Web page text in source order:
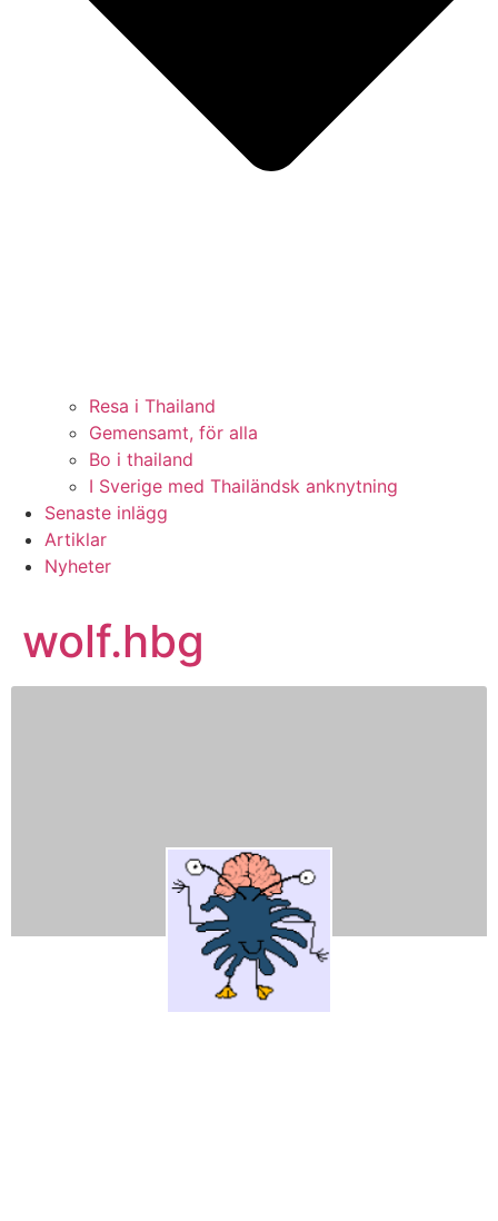
Resa i Thailand
Gemensamt, för alla
Bo i thailand
I Sverige med Thailändsk anknytning
Senaste inlägg
Artiklar
Nyheter
wolf.hbg